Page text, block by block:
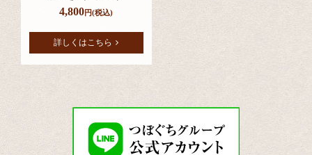
4,800円(税込)
詳しくはこちら